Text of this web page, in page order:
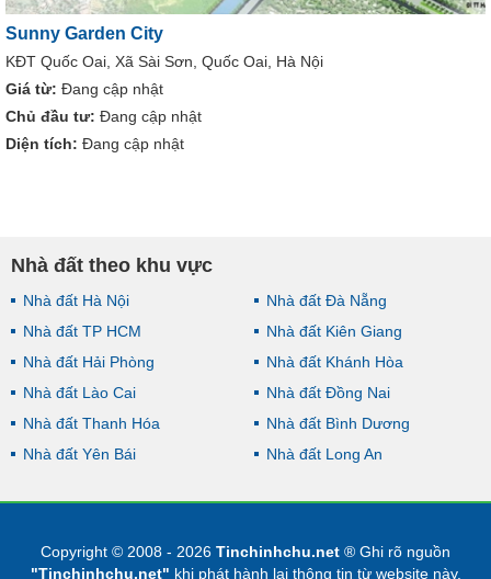
Sunny Garden City
KĐT Quốc Oai, Xã Sài Sơn, Quốc Oai, Hà Nội
Giá từ: Đang cập nhật
Chủ đầu tư: Đang cập nhật
Diện tích: Đang cập nhật
Nhà đất theo khu vực
Nhà đất Hà Nội
Nhà đất TP HCM
Nhà đất Hải Phòng
Nhà đất Lào Cai
Nhà đất Thanh Hóa
Nhà đất Yên Bái
Nhà đất Đà Nẵng
Nhà đất Kiên Giang
Nhà đất Khánh Hòa
Nhà đất Đồng Nai
Nhà đất Bình Dương
Nhà đất Long An
Copyright © 2008 - 2026 Tinchinhchu.net ® Ghi rõ nguồn
"Tinchinhchu.net" khi phát hành lại thông tin từ website này.